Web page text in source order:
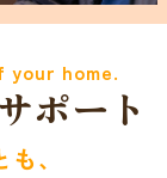
home.
ポート
、